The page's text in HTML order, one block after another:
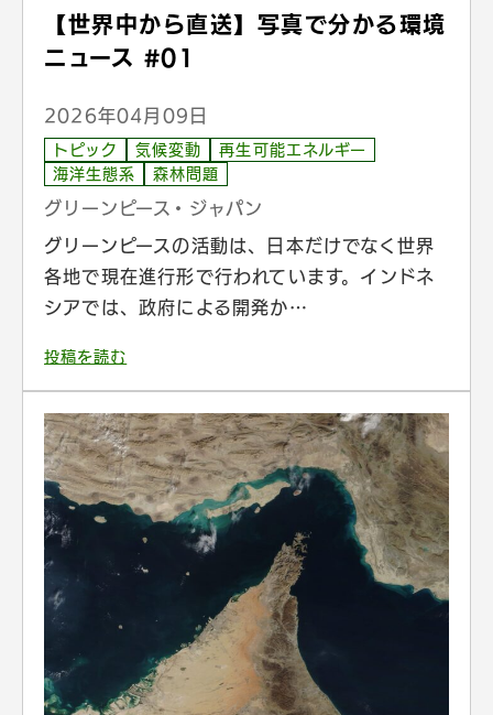
【世界中から直送】写真で分かる環境
ニュース #01
2026年04月09日
トピック 気候変動
再生可能エネルギー
海洋生態系
森林問題
グリーンピース・ジャパン
グリーンピースの活動は、日本だけでなく世界
各地で現在進行形で行われています。インドネ
シアでは、政府による開発か…
投稿を読む